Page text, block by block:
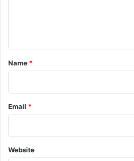
*
Name *
Email *
Website